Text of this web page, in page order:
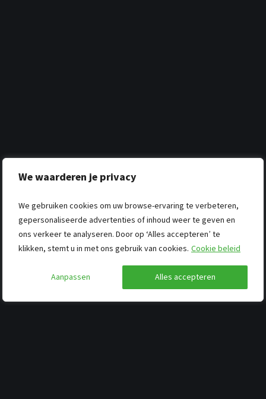
We waarderen je privacy
We gebruiken cookies om uw browse-ervaring te verbeteren,
gepersonaliseerde advertenties of inhoud weer te geven en
ons verkeer te analyseren. Door op ‘Alles accepteren’ te
klikken, stemt u in met ons gebruik van cookies. Cookie beleid
Aanpassen Alles accepteren